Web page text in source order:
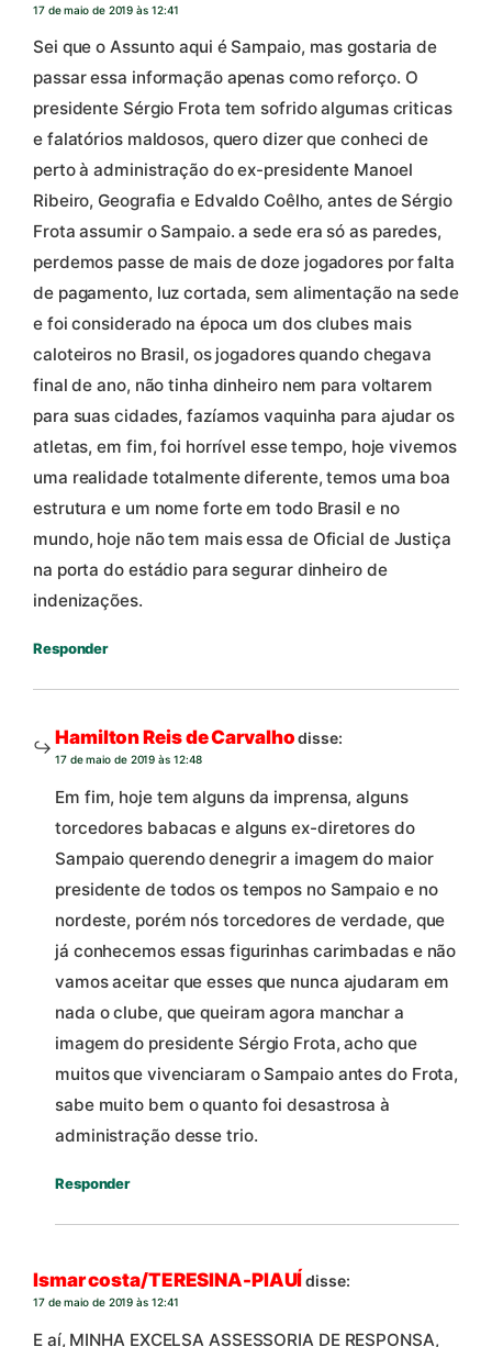
17 de maio de 2019 às 12:41
Sei que o Assunto aqui é Sampaio, mas gostaria de
passar essa informação apenas como reforço. O
presidente Sérgio Frota tem sofrido algumas criticas
e falatórios maldosos, quero dizer que conheci de
perto à administração do ex-presidente Manoel
Ribeiro, Geografia e Edvaldo Coêlho, antes de Sérgio
Frota assumir o Sampaio. a sede era só as paredes,
perdemos passe de mais de doze jogadores por falta
de pagamento, luz cortada, sem alimentação na sede
e foi considerado na época um dos clubes mais
caloteiros no Brasil, os jogadores quando chegava
final de ano, não tinha dinheiro nem para voltarem
para suas cidades, fazíamos vaquinha para ajudar os
atletas, em fim, foi horrível esse tempo, hoje vivemos
uma realidade totalmente diferente, temos uma boa
estrutura e um nome forte em todo Brasil e no
mundo, hoje não tem mais essa de Oficial de Justiça
na porta do estádio para segurar dinheiro de
indenizações.
Responder
Hamilton Reis de Carvalho disse:
17 de maio de 2019 às 12:48
Em fim, hoje tem alguns da imprensa, alguns
torcedores babacas e alguns ex-diretores do
Sampaio querendo denegrir a imagem do maior
presidente de todos os tempos no Sampaio e no
nordeste, porém nós torcedores de verdade, que
já conhecemos essas figurinhas carimbadas e não
vamos aceitar que esses que nunca ajudaram em
nada o clube, que queiram agora manchar a
imagem do presidente Sérgio Frota, acho que
muitos que vivenciaram o Sampaio antes do Frota,
sabe muito bem o quanto foi desastrosa à
administração desse trio.
Responder
Ismar costa/TERESINA-PIAUÍdisse:
17 de maio de 2019 às 12:41
E aí, MINHA EXCELSA ASSESSORIA DE RESPONSA,